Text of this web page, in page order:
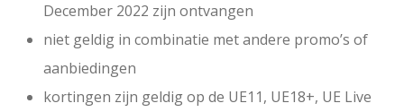
December 2022 zijn ontvangen
niet geldig in combinatie met andere promo’s of
aanbiedingen
kortingen zijn geldig op de UE11, UE18+, UE Live